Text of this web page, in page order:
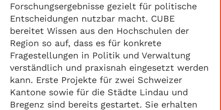
Forschungsergebnisse gezielt für politische
Entscheidungen nutzbar macht. CUBE
bereitet Wissen aus den Hochschulen der
Region so auf, dass es für konkrete
Fragestellungen in Politik und Verwaltung
verständlich und praxisnah eingesetzt werden
kann. Erste Projekte für zwei Schweizer
Kantone sowie für die Städte Lindau und
Bregenz sind bereits gestartet. Sie erhalten